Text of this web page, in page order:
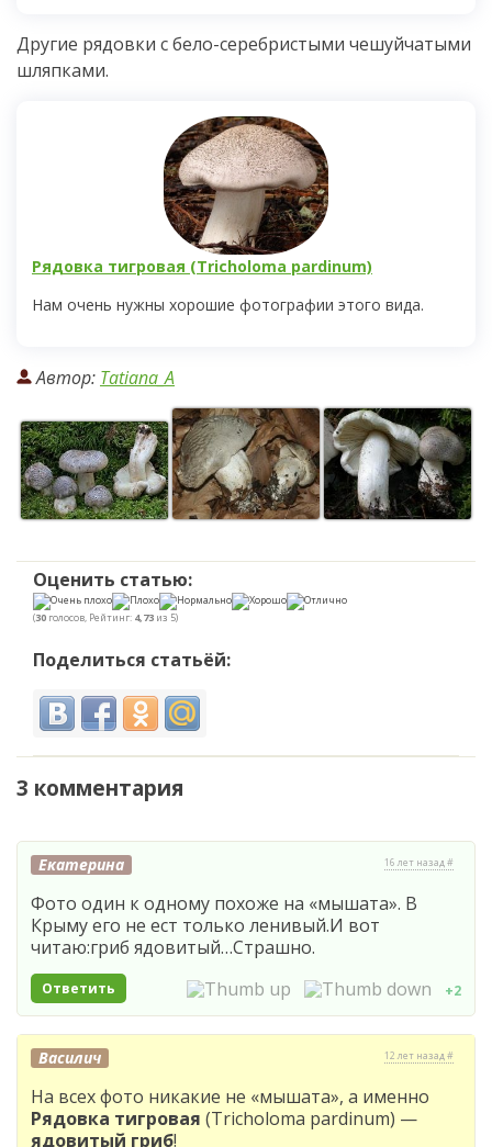
Другие рядовки с бело-серебристыми чешуйчатыми
шляпками.
Рядовка тигровая (Tricholoma pardinum)
Нам очень нужны хорошие фотографии этого вида.
Автор: Tatiana_A
Оценить статью:
(30 голосов, Рейтинг: 4,73 из 5)
Поделиться статьёй:
3 комментария
Екатерина 16 лет назад #
Фото один к одному похоже на «мышата». В
Крыму его не ест только ленивый.И вот
читаю:гриб ядовитый…Страшно.
Ответить +2
Василич 12 лет назад #
На всех фото никакие не «мышата», а именно
Рядовка тигровая (Tricholoma pardinum) —
ядовитый гриб!